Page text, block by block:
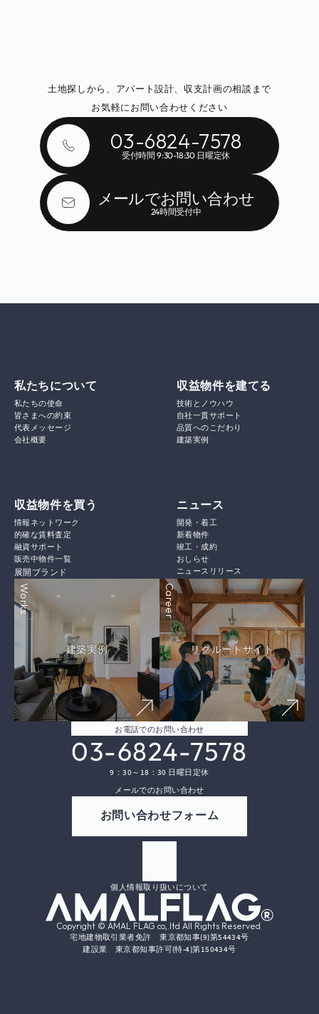
土地探しから、アパート設計、収支計画の相談まで
お気軽にお問い合わせください
03-6824-7578
受付時間 9:30-18:30 日曜定休
メールでお問い合わせ
24時間受付中
私たちについて
私たちの使命
皆さまへの約束
代表メッセージ
会社概要
収益物件を建てる
技術とノウハウ
自社一貫サポート
品質へのこだわり
建築実例
収益物件を買う
情報ネットワーク
的確な賃料査定
融資サポート
販売中物件一覧
展開ブランド
ニュース
開発・着工
新着物件
竣工・成約
おしらせ
ニュースリリース
Works
建築実例
Career
リクルートサイト
お電話でのお問い合わせ
03-6824-7578
9：30～18：30 日曜日定休
メールでのお問い合わせ
お問い合わせフォーム
Copyright © AMAL FLAG co,.ltd All Rights Reserved.
宅地建物取引業者免許　東京都知事(9)第54434号
建設業　東京都知事許可(特-4)第150434号
個人情報取り扱いについて